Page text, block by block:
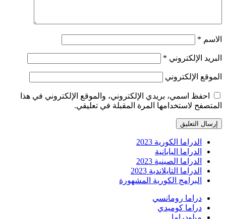
الاسم *
البريد الإلكتروني *
الموقع الإلكتروني
احفظ اسمي، بريدي الإلكتروني، والموقع الإلكتروني في هذا
المتصفح لاستخدامها المرة المقبلة في تعليقي.
الدراما الكورية 2023
الدراما اليابانية
الدراما الصينية 2023
الدراما التايلاندية 2023
البرامج الكورية المشهورة
دراما رومانسي
دراما كوميدي
ميلودراما